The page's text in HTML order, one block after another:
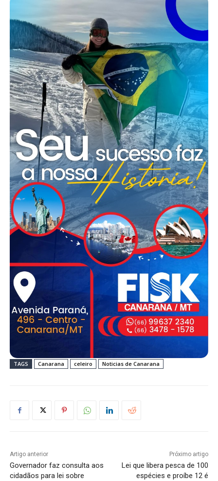
TAGS Canarana celeiro Noticias de Canarana
Artigo anterior
Governador faz consulta aos
cidadãos para lei sobre
Próximo artigo
Lei que libera pesca de 100
espécies e proíbe 12 é